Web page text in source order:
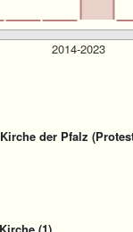
der Pfalz
(1)